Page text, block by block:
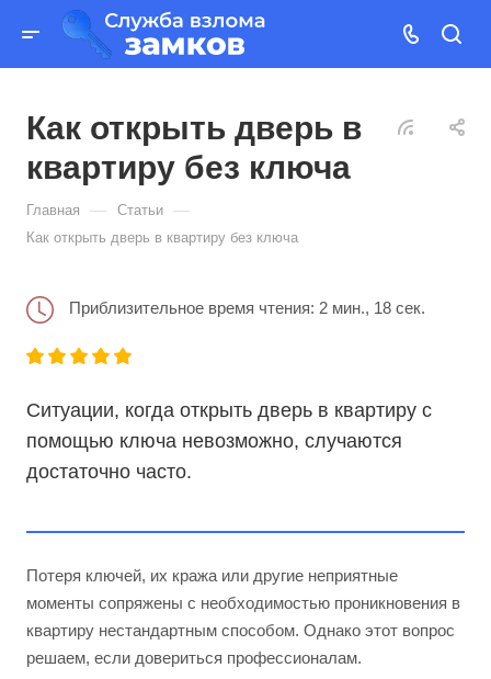
Как открыть дверь в
квартиру без ключа
Главная — Статьи —
Как открыть дверь в квартиру без ключа
Приблизительное время чтения: 2 мин., 18 сек.
Ситуации, когда открыть дверь в квартиру с
помощью ключа невозможно, случаются
достаточно часто.
Потеря ключей, их кража или другие неприятные
моменты сопряжены с необходимостью проникновения в
квартиру нестандартным способом. Однако этот вопрос
решаем, если довериться профессионалам.